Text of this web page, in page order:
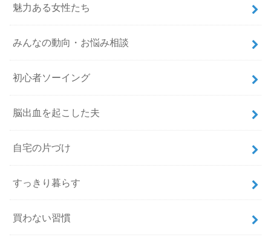
魅力ある女性たち
みんなの動向・お悩み相談
初心者ソーイング
脳出血を起こした夫
自宅の片づけ
すっきり暮らす
買わない習慣